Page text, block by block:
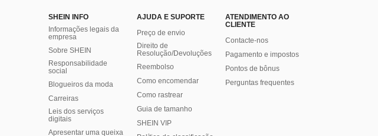
SHEIN INFO
Informações legais da
empresa
Sobre SHEIN
Responsabilidade
social
Blogueiros da moda
Carreiras
Leis dos serviços
digitais
Apresentar uma queixa
AJUDA E SUPORTE
Preço de envio
Direito de
Resolução/Devoluções
Reembolso
Como encomendar
Como rastrear
Guia de tamanho
SHEIN VIP
ATENDIMENTO AO
CLIENTE
Contacte-nos
Pagamento e impostos
Pontos de bônus
Perguntas frequentes